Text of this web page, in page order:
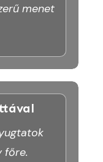
menet
főre.